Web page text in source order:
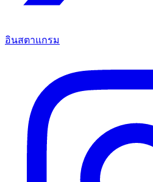
อินสตาแกรม